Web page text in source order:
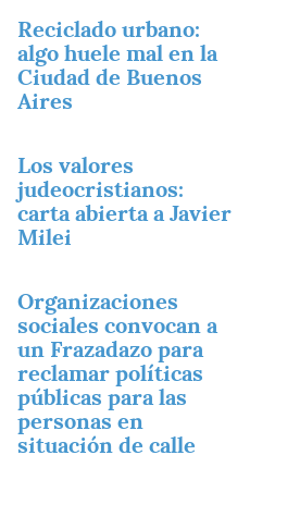
Reciclado urbano:
algo huele mal en la
Ciudad de Buenos
Aires
Los valores
judeocristianos:
carta abierta a Javier
Milei
Organizaciones
sociales convocan a
un Frazadazo para
reclamar políticas
públicas para las
personas en
situación de calle